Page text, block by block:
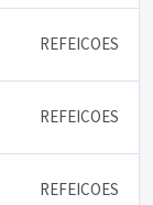
REFEICOES
REFEICOES
REFEICOES